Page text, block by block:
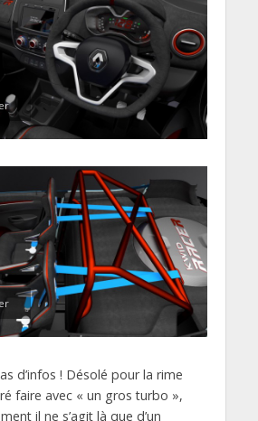
d’infos ! Désolé pour la rime
faire avec « un gros turbo »,
il ne s’agit là que d’un